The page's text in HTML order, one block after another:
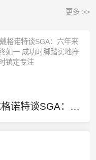
更多 >>
戴格诺特谈SGA：六年来始终如一 成功时脚踏实地挣扎时镇定专注